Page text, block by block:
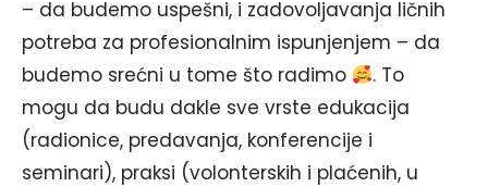
– da budemo uspešni, i zadovoljavanja ličnih
potreba za profesionalnim ispunjenjem – da
budemo srećni u tome što radimo
. To
mogu da budu dakle sve vrste edukacija
(radionice, predavanja, konferencije i
seminari), praksi (volonterskih i plaćenih, u